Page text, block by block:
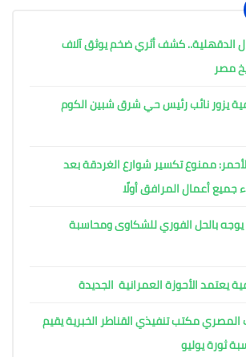
الدقهلية.. كشف أثري ضخم يوثق آلاف
مصر
يزور نائب رئيس حي شرق شبين الكوم
ممنوع تكسير شوارع الغردقة بعد
جميع أعمال المرافق أولًا
بالحل الفوري للشكاوى ومحاسبة
يعتمد الأحوزة العمرانية الجديدة
مكتب تنفيذي القناطر الخبرية يقيم
ثورة يوليو